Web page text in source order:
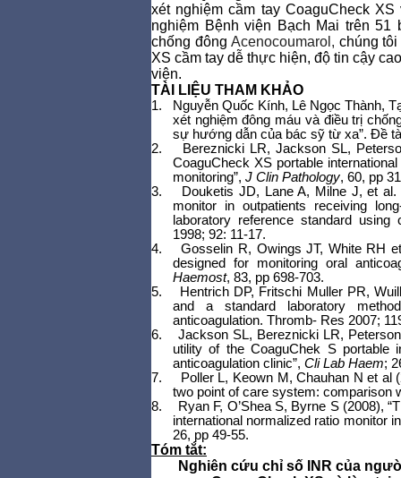
xét nghiệm cầm tay CoaguCheck
nghiệm Bệnh viện Bạch Mai trên 51
chống đông Acenocoumarol, chúng
XS cầm tay dễ thực hiện, độ tin cậy
viện.
TÀI LIỆU THAM KHẢO
1.
Nguyễn Quốc Kính, Lê Ngọc Thành,
xét nghiệm đông máu và điều trị
sự hướng dẫn của bác sỹ từ xa”. Đề
2.
Bereznicki LR, Jackson SL,
CoaguCheck XS portable
monitoring”, J Clin Pathology, 60, pp
3.
Douketis JD, Lane A, Milne J, et al.
monitor in outpatients receiving
laboratory reference standard
1998; 92: 11-17.
4.
Gosselin R, Owings JT, White RH
designed for monitoring oral
Haemost, 83, pp 698-703.
5.
Hentrich DP, Fritschi Muller PR,
and a standard laboratory
anticoagulation. Thromb- Res 2007;
6.
Jackson SL, Bereznicki LR,
utility of the CoaguChek S portable
anticoagulation clinic”, Cli Lab Haem;
7.
Poller L, Keown M, Chauhan N et al
two point of care system: comparison
8.
Ryan F, O’Shea S, Byrne S (2008),
international normalized ratio monitor
26, pp 49-55.
Tóm tắt:
Nghiên cứu chỉ số INR của